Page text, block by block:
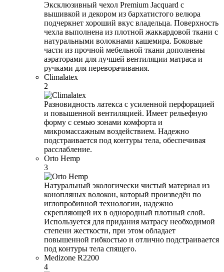
Эксклюзивный чехол Premium Jacquard с
вышивкой и декором из бархатистого велюра
подчеркнет хороший вкус владельца. Поверхность
чехла выполнена из плотной жаккардовой ткани с
натуральными волокнами кашемира. Боковые
части из прочной мебельной ткани дополнены
аэраторами для лучшей вентиляции матраса и
ручками для переворачивания.
Climalatex
2
Разновидность латекса с усиленной перфорацией
и повышенной вентиляцией. Имеет рельефную
форму с семью зонами комфорта и
микромассажным воздействием. Надежно
подстраивается под контуры тела, обеспечивая
расслабление.
Orto Hemp
3
Натуральный экологически чистый материал из
конопляных волокон, который произведён по
иглопробивной технологии, надежно
скрепляющей их в однородный плотный слой.
Используется для придания матрасу необходимой
степени жесткости, при этом обладает
повышенной гибкостью и отлично подстраивается
под контуры тела спящего.
Medizone R2200
4